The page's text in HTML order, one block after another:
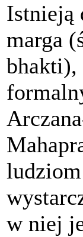
Istnieją
marga
bhakti),
w niej